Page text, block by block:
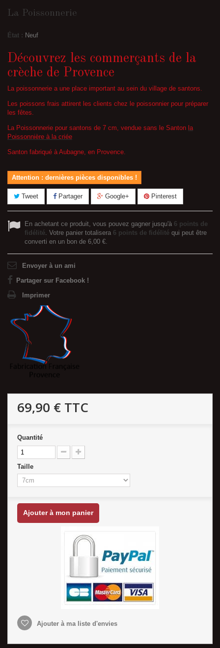
La Poissonnerie
État : Neuf
Découvrez les commerçants de la
crèche de Provence
La poissonnerie a une place important au sein du village de santons.
Les poissons frais attirent les clients chez le poissonnier pour préparer
les fêtes.
La Poissonnerie pour santons de 7 cm, vendue sans le Santon la
Poissonnière à la criée
Santon fabriqué à Aubagne, en Provence.
Attention : dernières pièces disponibles !
Tweet Partager Google+ Pinterest
En achetant ce produit, vous pouvez gagner jusqu'à 6 points de
fidélité. Votre panier totalisera 6 points de fidélité qui peut être
converti en un bon de 6,00 €.
Envoyer à un ami
Partager sur Facebook !
Imprimer
69,90 € TTC
Quantité
Taille
Ajouter à mon panier
Ajouter à ma liste d'envies